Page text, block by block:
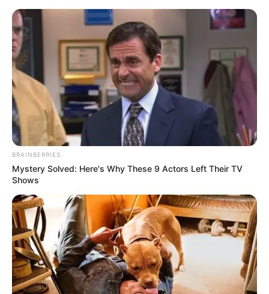
BRAINBERRIES
Mystery Solved: Here's Why These 9 Actors Left Their TV
Shows